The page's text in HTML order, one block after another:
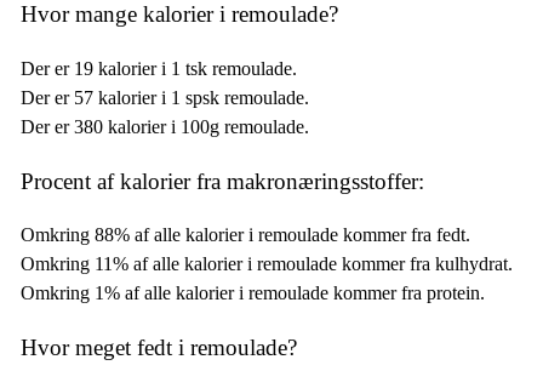
Hvor mange kalorier i remoulade?
Der er 19 kalorier i 1 tsk remoulade.
Der er 57 kalorier i 1 spsk remoulade.
Der er 380 kalorier i 100g remoulade.
Procent af kalorier fra makronæringsstoffer:
Omkring 88% af alle kalorier i remoulade kommer fra fedt.
Omkring 11% af alle kalorier i remoulade kommer fra kulhydrat.
Omkring 1% af alle kalorier i remoulade kommer fra protein.
Hvor meget fedt i remoulade?